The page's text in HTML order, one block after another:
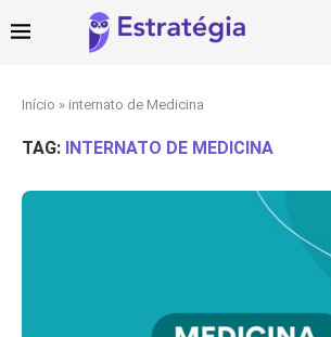
Início » internato de Medicina
TAG: INTERNATO DE MEDICINA